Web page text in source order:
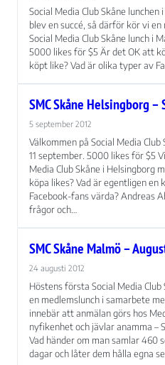
Social Media Club Skåne lunchen
blev en succé, så därför kör vi
Social Media Club Skåne lunch i
5000 likes för $5 Är det OK att
köpt like? Vad är olika typer av
SMC Skåne Helsingborg –
5 september 2012
Välkommen på Social Media
11 september. 5000 likes för $5
Media Club Skåne i Helsingborg
köpa likes? Vad är egentligen
Facebook-fans värda? Andreas
frågor och…
SMC Skåne Malmö –
24 augusti 2012
Höstens första Social Media
en medlemslunch i samarbete
innebär att anmälan görs hos
nyfikenhet och jävlar anamma –
Vad händer om man samlar 460
dagar och låter dem hålla egna
går inte att
välja bort. De
behövs för att
hemsidan
över huvud
fungera.
Statistik
För att vi ska
kunna
förbättra
hemsidans
uppbyggnad,
baserat på
hur
hemsidan
används.
Upplevelse